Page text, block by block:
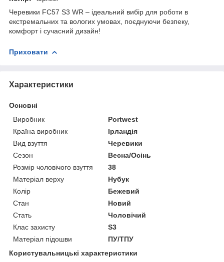
Черевики FC57 S3 WR – ідеальний вибір для роботи в
екстремальних та вологих умовах, поєднуючи безпеку,
комфорт і сучасний дизайн!
Приховати
Характеристики
Основні
Виробник
Portwest
Країна виробник
Ірландія
Вид взуття
Черевики
Сезон
Весна/Осінь
Розмір чоловічого взуття
38
Матеріал верху
Нубук
Колір
Бежевий
Стан
Новий
Стать
Чоловічий
Клас захисту
S3
Матеріал підошви
ПУ/ТПУ
Користувальницькі характеристики